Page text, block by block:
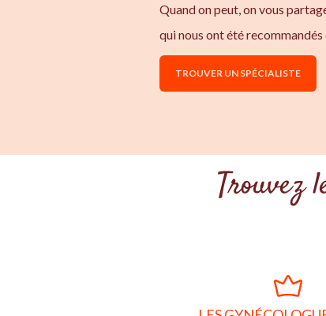
Quand on peut, on vous
qui nous ont été
TROUVER UN SPÉCIALISTE
Trouvez